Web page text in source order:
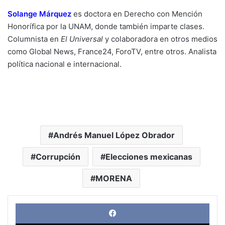
Solange Márquez es doctora en Derecho con Mención
Honorífica por la UNAM, donde también imparte clases.
Columnista en El Universal y colaboradora en otros medios
como Global News, France24, ForoTV, entre otros. Analista
política nacional e internacional.
Andrés Manuel López Obrador
Corrupción Elecciones mexicanas
MORENA
X